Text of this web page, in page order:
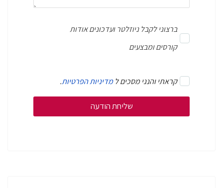
ברצוני לקבל ניוזלטר ועדכונים אודות
קורסים ומבצעים
קראתי והנני מסכים למדיניות הפרטיות.